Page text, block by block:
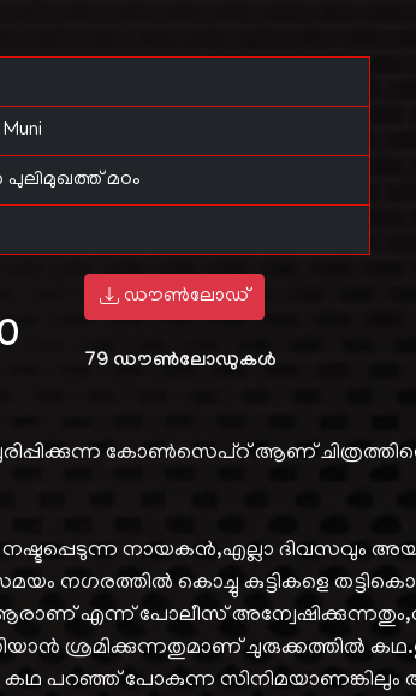
പുലിമുഖത്ത് മഠം
ഡൗൺലോഡ്
79 ഡൗൺലോഡുകൾ
കോൺസെപ്റ് ആണ്
നായകൻ,എല്ലാ ദിവസവും
നഗരത്തിൽ കൊച്ചു കുട്ടികളെ
ആരാണ് എന്ന് പോലീസ്
ശ്രമിക്കുന്നതുമാണ് ചുരുക്കത്തിൽ
പറഞ്ഞ് പോകുന്ന സിനിമയാണങ്കിലും